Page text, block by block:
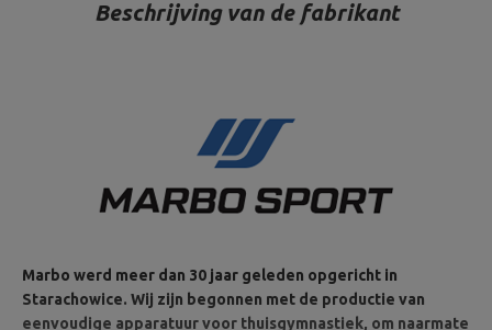
Beschrijving van de fabrikant
Marbo werd meer dan 30 jaar geleden opgericht in
Starachowice. Wij zijn begonnen met de productie van
eenvoudige apparatuur voor thuisgymnastiek, om naarmate